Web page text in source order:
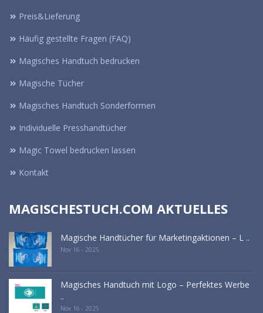
Preis&Lieferung
Häufig gestellte Fragen (FAQ)
Magisches Handtuch bedrucken
Magische Tücher
Magisches Handtuch Sonderformen
Individuelle Presshandtücher
Magic Towel bedrucken lassen
Kontakt
MAGISCHESTUCH.COM AKTUELLES
Magische Handtücher für Marketingaktionen – L ..
Nov 16 - 2025
Magisches Handtuch mit Logo – Perfektes Werbe
..
Nov 16 - 2025